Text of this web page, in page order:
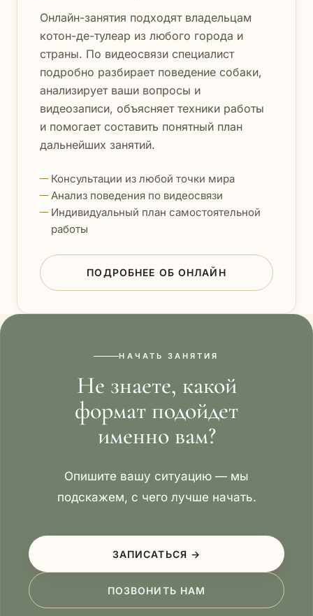
Онлайн-занятия подходят владельцам
котон-де-тулеар из любого города и
страны. По видеосвязи специалист
подробно разбирает поведение собаки,
анализирует ваши вопросы и
видеозаписи, объясняет техники работы
и помогает составить понятный план
дальнейших занятий.
Консультации из любой точки мира
Анализ поведения по видеосвязи
Индивидуальный план самостоятельной
работы
ПОДРОБНЕЕ ОБ ОНЛАЙН
НАЧАТЬ ЗАНЯТИЯ
Не знаете, какой
формат подойдет
именно вам?
Опишите вашу ситуацию — мы
подскажем, с чего лучше начать.
ЗАПИСАТЬСЯ →
ПОЗВОНИТЬ НАМ